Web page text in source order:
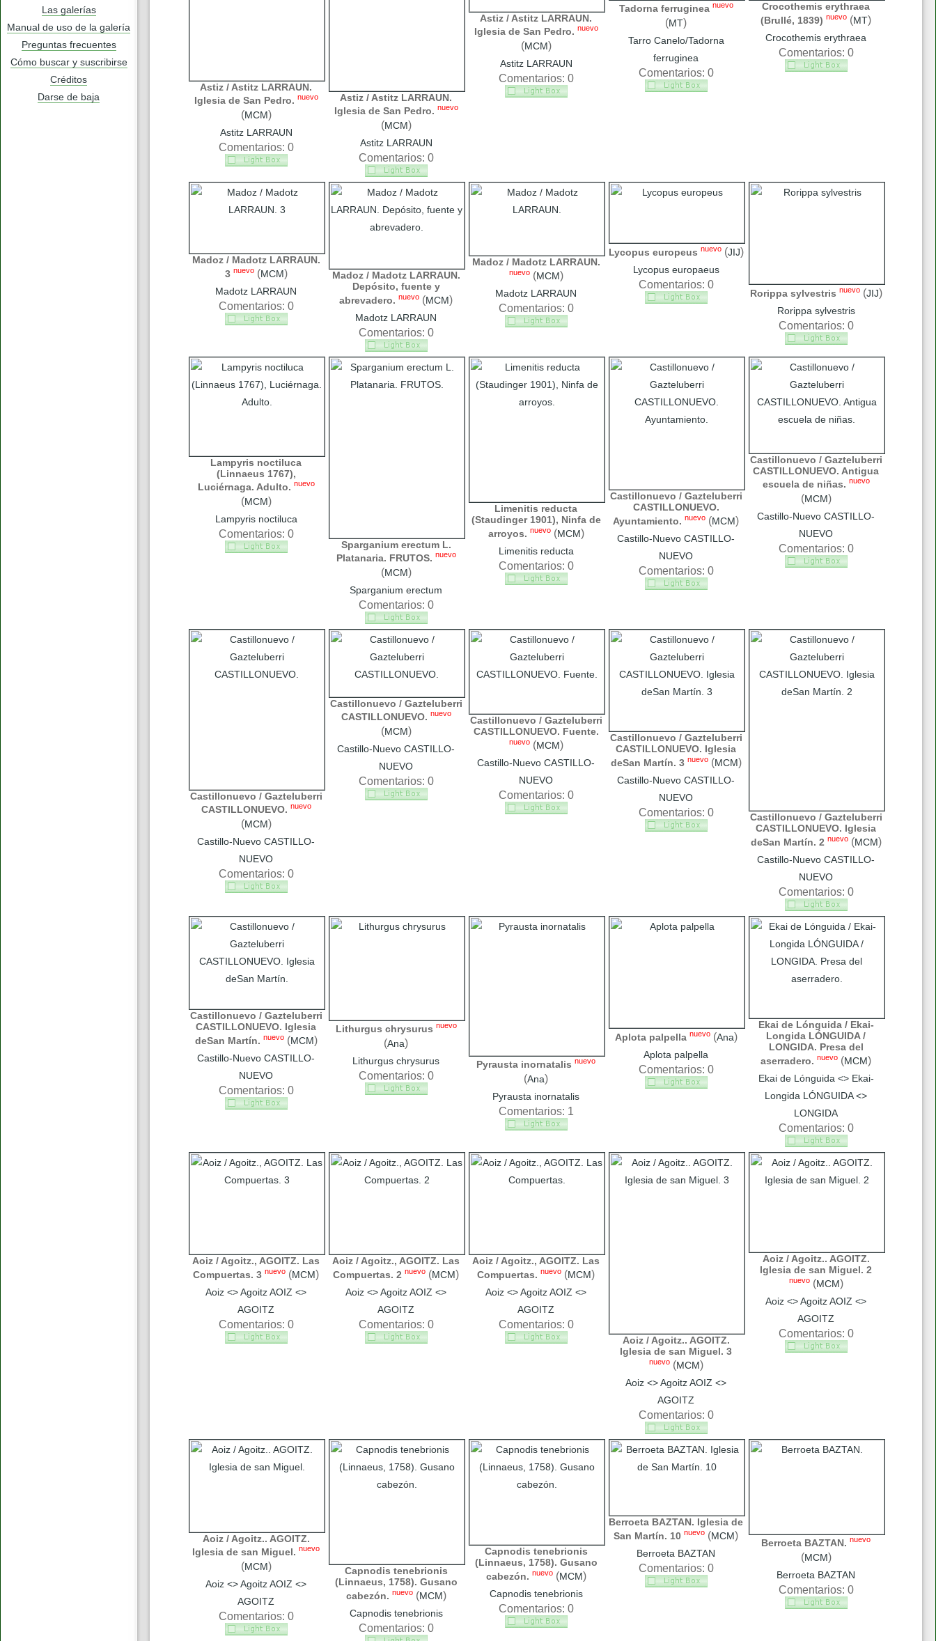
Las galerías
Manual de uso de la galería
Preguntas frecuentes
Cómo buscar y suscribirse
Créditos
Darse de baja
Astiz / Astitz LARRAUN.
Iglesia de San Pedro. nuevo
(MCM)
Astitz LARRAUN
Comentarios: 0
Astiz / Astitz LARRAUN.
Iglesia de San Pedro. nuevo
(MCM)
Astitz LARRAUN
Comentarios: 0
Astiz / Astitz LARRAUN.
Iglesia de San Pedro. nuevo
(MCM)
Astitz LARRAUN
Comentarios: 0
Tadorna ferruginea nuevo
(MT)
Tarro Canelo/Tadorna
ferruginea
Comentarios: 0
Crocothemis erythraea
(Brullé, 1839) nuevo (MT)
Crocothemis erythraea
Comentarios: 0
Madoz / Madotz LARRAUN.
3 nuevo(MCM)
Madotz LARRAUN
Comentarios: 0
Madoz / Madotz LARRAUN.
Depósito, fuente y
abrevadero. nuevo (MCM)
Madotz LARRAUN
Comentarios: 0
Madoz / Madotz LARRAUN.
nuevo(MCM)
Madotz LARRAUN
Comentarios: 0
Lycopus europeus nuevo(JIJ)
Lycopus europaeus
Comentarios: 0
Rorippa sylvestris nuevo(JIJ)
Rorippa sylvestris
Comentarios: 0
Lampyris noctiluca
(Linnaeus 1767),
Luciérnaga. Adulto. nuevo
(MCM)
Lampyris noctiluca
Comentarios: 0
Sparganium erectum L.
Platanaria. FRUTOS. nuevo
(MCM)
Sparganium erectum
Comentarios: 0
Limenitis reducta
(Staudinger 1901), Ninfa de
arroyos. nuevo(MCM)
Limenitis reducta
Comentarios: 0
Castillonuevo / Gazteluberri
CASTILLONUEVO.
Ayuntamiento. nuevo (MCM)
Castillo-Nuevo CASTILLO-
NUEVO
Comentarios: 0
Castillonuevo / Gazteluberri
CASTILLONUEVO. Antigua
escuela de niñas. nuevo
(MCM)
Castillo-Nuevo CASTILLO-
NUEVO
Comentarios: 0
Castillonuevo / Gazteluberri
CASTILLONUEVO. nuevo
(MCM)
Castillo-Nuevo CASTILLO-
NUEVO
Comentarios: 0
Castillonuevo / Gazteluberri
CASTILLONUEVO. nuevo
(MCM)
Castillo-Nuevo CASTILLO-
NUEVO
Comentarios: 0
Castillonuevo / Gazteluberri
CASTILLONUEVO. Fuente.
nuevo(MCM)
Castillo-Nuevo CASTILLO-
NUEVO
Comentarios: 0
Castillonuevo / Gazteluberri
CASTILLONUEVO. Iglesia
deSan Martín. 3 nuevo(MCM)
Castillo-Nuevo CASTILLO-
NUEVO
Comentarios: 0
Castillonuevo / Gazteluberri
CASTILLONUEVO. Iglesia
deSan Martín. 2 nuevo(MCM)
Castillo-Nuevo CASTILLO-
NUEVO
Comentarios: 0
Castillonuevo / Gazteluberri
CASTILLONUEVO. Iglesia
deSan Martín. nuevo(MCM)
Castillo-Nuevo CASTILLO-
NUEVO
Comentarios: 0
Lithurgus chrysurus nuevo
(Ana)
Lithurgus chrysurus
Comentarios: 0
Pyrausta inornatalis nuevo
(Ana)
Pyrausta inornatalis
Comentarios: 1
Aplota palpella nuevo(Ana)
Aplota palpella
Comentarios: 0
Ekai de Lónguida / Ekai-
Longida LÓNGUIDA /
LONGIDA. Presa del
aserradero. nuevo (MCM)
Ekai de Lónguida <> Ekai-
Longida LÓNGUIDA <>
LONGIDA
Comentarios: 0
Aoiz / Agoitz., AGOITZ. Las
Compuertas. 3 nuevo (MCM)
Aoiz <> Agoitz AOIZ <>
AGOITZ
Comentarios: 0
Aoiz / Agoitz., AGOITZ. Las
Compuertas. 2 nuevo (MCM)
Aoiz <> Agoitz AOIZ <>
AGOITZ
Comentarios: 0
Aoiz / Agoitz., AGOITZ. Las
Compuertas. nuevo (MCM)
Aoiz <> Agoitz AOIZ <>
AGOITZ
Comentarios: 0
Aoiz / Agoitz.. AGOITZ.
Iglesia de san Miguel. 3
nuevo(MCM)
Aoiz <> Agoitz AOIZ <>
AGOITZ
Comentarios: 0
Aoiz / Agoitz.. AGOITZ.
Iglesia de san Miguel. 2
nuevo(MCM)
Aoiz <> Agoitz AOIZ <>
AGOITZ
Comentarios: 0
Aoiz / Agoitz.. AGOITZ.
Iglesia de san Miguel. nuevo
(MCM)
Aoiz <> Agoitz AOIZ <>
AGOITZ
Comentarios: 0
Capnodis tenebrionis
(Linnaeus, 1758). Gusano
cabezón. nuevo(MCM)
Capnodis tenebrionis
Comentarios: 0
Capnodis tenebrionis
(Linnaeus, 1758). Gusano
cabezón. nuevo(MCM)
Capnodis tenebrionis
Comentarios: 0
Berroeta BAZTAN. Iglesia de
San Martín. 10 nuevo (MCM)
Berroeta BAZTAN
Comentarios: 0
Berroeta BAZTAN. nuevo
(MCM)
Berroeta BAZTAN
Comentarios: 0